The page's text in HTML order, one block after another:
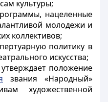
культуры;
нацеленные
молодежи и
коллективов;
политику в
искусства;
положение
звания «Народный»
художественной